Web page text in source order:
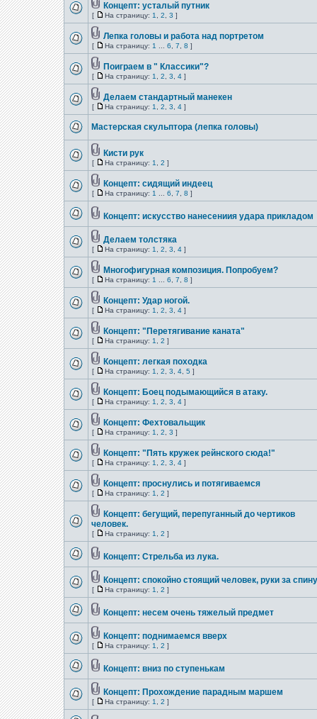
Концепт: усталый путник
[ На страницу: 1 2 3 ]
Лепка головы и работа над портретом
[ На страницу: 1 6 7 8 ]
Поиграем в " Классики"?
[ На страницу: 1 2 3 4 ]
Делаем стандартный манекен
[ На страницу: 1 2 3 4 ]
Мастерская скульптора (лепка головы)
Кисти рук
[ На страницу: 1 2 ]
Концепт: сидящий индеец
[ На страницу: 1 6 7 8 ]
Концепт: искусство нанесениия удара прикладом
Делаем толстяка
[ На страницу: 1 2 3 4 ]
Многофигурная композиция. Попробуем?
[ На страницу: 1 6 7 8 ]
Концепт: Удар ногой.
[ На страницу: 1 2 3 4 ]
Концепт: "Перетягивание каната"
[ На страницу: 1 2 ]
Концепт: легкая походка
[ На страницу: 1 2 3 4 5 ]
Концепт: Боец подымающийся в атаку.
[ На страницу: 1 2 3 4 ]
Концепт: Фехтовальщик
[ На страницу: 1 2 3 ]
Концепт: "Пять кружек рейнского сюда!"
[ На страницу: 1 2 3 4 ]
Концепт: проснулись и потягиваемся
[ На страницу: 1 2 ]
Концепт: бегущий, перепуганный до чертиков
человек.
[ На страницу: 1 2 ]
Концепт: Стрельба из лука.
Концепт: спокойно стоящий человек, руки за
[ На страницу: 1 2 ]
Концепт: несем очень тяжелый предмет
Концепт: поднимаемся вверх
[ На страницу: 1 2 ]
Концепт: вниз по ступенькам
Концепт: Прохождение парадным маршем
[ На страницу: 1 2 ]